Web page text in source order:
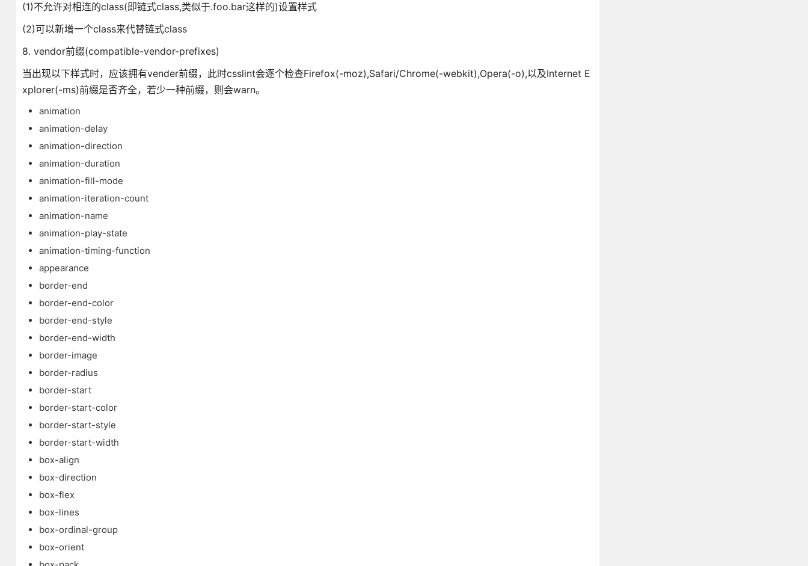
(1)不允许对相连的class(即链式class,类似于.foo.bar这样的)设置样式
(2)可以新增一个class来代替链式class
8. vendor前缀(compatible-vendor-prefixes)
当出现以下样式时，应该拥有vender前缀，此时csslint会逐个检查Firefox(-moz),Safari/Chrome(-webkit),Opera(-o),以及Internet E
xplorer(-ms)前缀是否齐全，若少一种前缀，则会warn。
animation
animation-delay
animation-direction
animation-duration
animation-fill-mode
animation-iteration-count
animation-name
animation-play-state
animation-timing-function
appearance
border-end
border-end-color
border-end-style
border-end-width
border-image
border-radius
border-start
border-start-color
border-start-style
border-start-width
box-align
box-direction
box-flex
box-lines
box-ordinal-group
box-orient